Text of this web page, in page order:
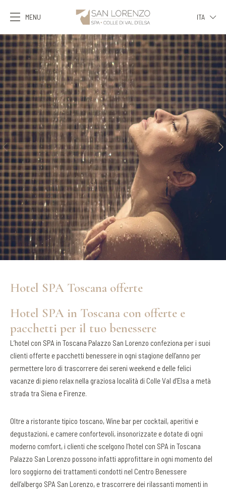
MENU
ITA
ENG
Hotel SPA Toscana offerte
Hotel SPA in Toscana con offerte e
pacchetti per il tuo benessere
L’hotel con SPA in Toscana Palazzo San Lorenzo confeziona per i suoi
clienti offerte e pacchetti benessere in ogni stagione dell’anno per
permettere loro di trascorrere dei sereni weekend e delle felici
vacanze di pieno relax nella graziosa località di Colle Val d’Elsa a metà
strada tra Siena e Firenze.
Oltre a ristorante tipico toscano, Wine bar per cocktail, aperitivi e
degustazioni, e camere confortevoli, insonorizzate e dotate di ogni
moderno comfort, i clienti che scelgono l’hotel con SPA in Toscana
Palazzo San Lorenzo possono infatti approfittare in ogni momento del
loro soggiorno dei trattamenti condotti nel Centro Benessere
dell’albergo SPA San Lorenzo, e trascorrere dei rilassanti momenti in